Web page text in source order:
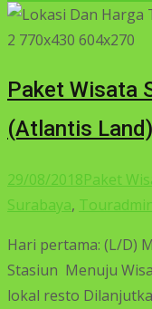
Paket Wisata
(Atlantis Land)
29/08/2018Paket
Surabaya, Tour
Hari pertama: (L/D)
Stasiun Menuju
lokal resto